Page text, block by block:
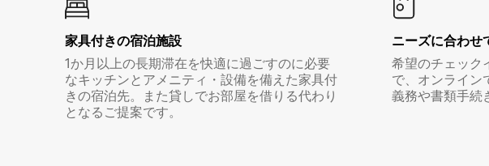
家具付き⁠の宿⁠泊⁠施⁠設
1か月以上の長期滞在を快適に過ごすのに必要
なキッチンとアメニティ・設備を備えた家具付
きの宿泊先。また貸しでお部屋を借りる代わり
となるご提案です。
ニーズに合わせ
希望のチェック
で、オンライン
義務や書類手続